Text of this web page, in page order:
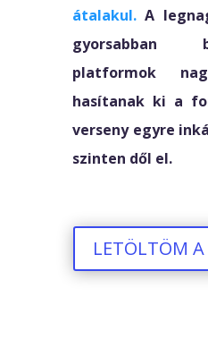
átalakul. A
gyorsabban
platformok
hasítanak ki a
verseny egyre
szinten dől el.
LETÖLTÖM